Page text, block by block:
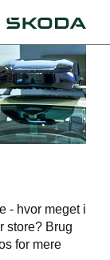
- hvor meget i
store? Brug
for mere